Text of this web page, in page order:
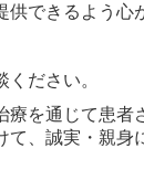
できるよう心
ださい。
療を通じて患者
て、誠実・親身